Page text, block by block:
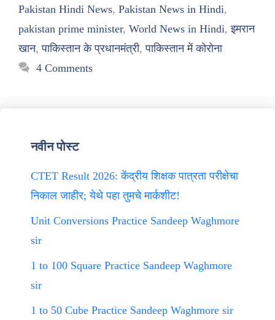
Pakistan Hindi News, Pakistan News in Hindi,
pakistan prime minister, World News in Hindi,इमरान
खान,पाकिस्तान के प्रधानमंत्री,पाकिस्तान में कोरोना
4 Comments
नवीन पोस्ट
CTET Result 2026: केंद्रीय शिक्षक पात्रता परीक्षेचा
निकाल जाहीर; येथे पहा तुमचे मार्कशीट!
Unit Conversions Practice Sandeep Waghmore
sir
1 to 100 Square Practice Sandeep Waghmore
sir
1 to 50 Cube Practice Sandeep Waghmore sir